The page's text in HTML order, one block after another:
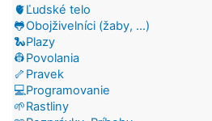
🫀Ľudské telo
🐸Obojživelníci (žaby, ...)
🐍Plazy
👷Povolania
🦴Pravek
💻Programovanie
🌱Rastliny